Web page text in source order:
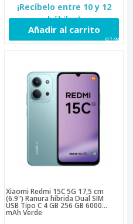
¡Recíbelo entre 10 y 12
hábiles!
Añadir al carrito
97485
Xiaomi Redmi 15C 5G 17,5 cm
(6.9") Ranura híbrida Dual SIM
USB Tipo C 4 GB 256 GB 6000
mAh Verde